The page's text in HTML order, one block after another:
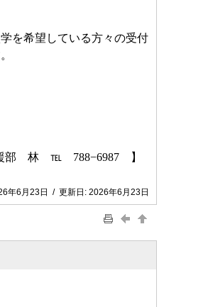
を希望している方々の受付
部　林　℡　788−6987　】
年6月23日 / 更新日: 2026年6月23日